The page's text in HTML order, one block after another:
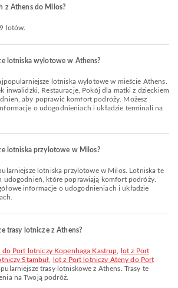
z Athens do Milos?
lotów.
lotniska wylotowe w Athens?
lotniska wylotowe w mieście Athens.
inwalidzki, Restauracje, Pokój dla matki z dzieckiem
aby poprawić komfort podróży. Możesz
o udogodnieniach i układzie terminali na
lotniska przylotowe w Milos?
lotniska przylotowe w Milos. Lotniska te
udogodnień, które poprawiają komfort podróży.
informacje o udogodnieniach i układzie
trasy lotnicze z Athens?
Port lotniczy Kopenhaga Kastrup
lot z Port
Stambuł
lot z Port lotniczy Ateny do Port
trasy lotniskowe z Athens. Trasy te
na Twoją podróż.